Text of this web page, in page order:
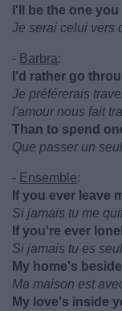
I'll be the one
Je serai celui vers
- Barbra:
I'd rather go
Je préférerais
l'amour nous fait
Than to spend
Que passer un
- Ensemble:
If you ever leave
Si jamais tu me
If you're ever
Si jamais tu es
My home's
Ma maison est
My love's inside